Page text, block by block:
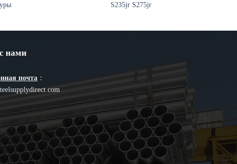
S235jr S275jr
нами
почта ：